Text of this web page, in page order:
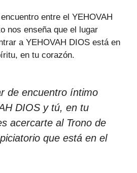
entre el YEHOVAH
nos enseña que el lugar
a YEHOVAH DIOS está en
en tu corazón.
de encuentro íntimo
DIOS y tú, en tu
acercarte al Trono de
que está en el